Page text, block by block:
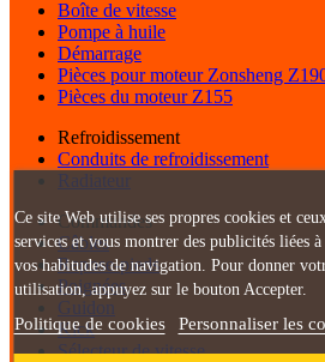
Boîte de vitesse
Pompe à huile
Démarrage
Pièces pour moteur Zonsheng
Pièces du moteur Z155
Refroidissement
Conduits de refroidissement
Radiateur
Commandes
Câbles
Repose-pieds
Poignées
Guidon
Kick
Sélecteur de vitesse
Ce site Web utilise ses propres cookies et
services et vous montrer des publicités liées
vos habitudes de navigation. Pour donner
utilisation, appuyez sur le bouton Accepter.
Politique de cookies Personnaliser les